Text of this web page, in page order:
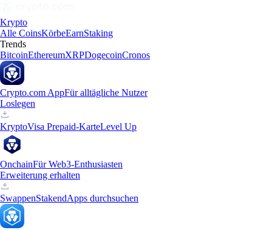
Krypto
Alle CoinsKörbeEarnStaking
Trends
BitcoinEthereumXRPDogecoinCronos
Crypto.com AppFür alltägliche Nutzer
Loslegen
KryptoVisa Prepaid-KarteLevel Up
OnchainFür Web3-Enthusiasten
Erweiterung erhalten
SwappenStakendApps durchsuchen